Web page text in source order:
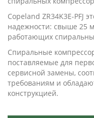
Copeland ZR34K3E-PFJ
надежности: свыше 25
работающих
Спиральные
поставляемые для
сервисной замены,
требованиям и
конструкцией.